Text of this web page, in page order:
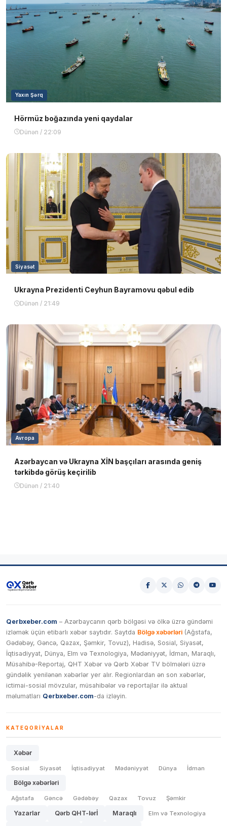
Yaxın Şərq
Hörmüz boğazında yeni qaydalar
Dünən / 22:09
Siyasət
Ukrayna Prezidenti Ceyhun Bayramovu qəbul edib
Dünən / 21:49
Avropa
Azərbaycan və Ukrayna XİN başçıları arasında geniş
tərkibdə görüş keçirilib
Dünən / 21:40
Qerbxeber.com – Azərbaycanın qərb bölgəsi və ölkə üzrə gündəmi
izləmək üçün etibarlı xəbər saytıdır. Saytda Bölgə xəbərləri (Ağstafa,
Gədəbəy, Gəncə, Qazax, Şəmkir, Tovuz), Hadisə, Sosial, Siyasət,
İqtisadiyyat, Dünya, Elm və Texnologiya, Mədəniyyət, İdman, Maraqlı,
Müsahibə-Reportaj, QHT Xəbər və Qərb Xəbər TV bölmələri üzrə
gündəlik yenilənən xəbərlər yer alır. Regionlardan ən son xəbərlər,
ictimai-sosial mövzular, müsahibələr və reportajlar ilə aktual
məlumatları Qerbxeber.com-da izləyin.
KATEQORIYALAR
Xəbər
Sosial Siyasət İqtisadiyyat Mədəniyyət Dünya İdman
Bölgə xəbərləri
Ağstafa Gəncə Gədəbəy Qazax Tovuz Şəmkir
Yazarlar Qərb QHT-lərİ Maraqlı Elm və Texnologiya